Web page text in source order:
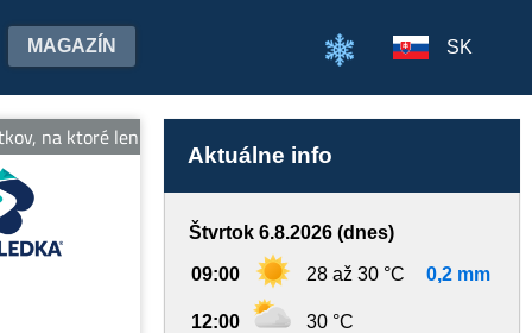
MAGAZÍN SK
ktoré len tak nezabudnete! Tešíme sa na stretnutie! Viac
Aktuálne info
Štvrtok 6.8.2026 (dnes)
09:00 28 až 30 °C 0,2 mm
12:00 30 °C